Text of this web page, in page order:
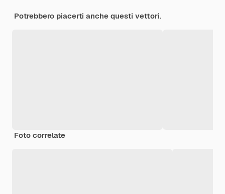
Potrebbero piacerti anche questi vettori.
Foto correlate